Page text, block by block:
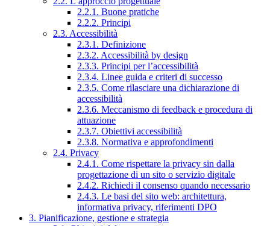
2.2.1. Buone pratiche
2.2.2. Principi
2.3. Accessibilità
2.3.1. Definizione
2.3.2. Accessibilità by design
2.3.3. Principi per l’accessibilità
2.3.4. Linee guida e criteri di successo
2.3.5. Come rilasciare una dichiarazione di
accessibilità
2.3.6. Meccanismo di feedback e procedura di
attuazione
2.3.7. Obiettivi accessibilità
2.3.8. Normativa e approfondimenti
2.4. Privacy
2.4.1. Come rispettare la privacy sin dalla
progettazione di un sito o servizio digitale
2.4.2. Richiedi il consenso quando necessario
2.4.3. Le basi del sito web: architettura,
informativa privacy, riferimenti DPO
3. Pianificazione, gestione e strategia